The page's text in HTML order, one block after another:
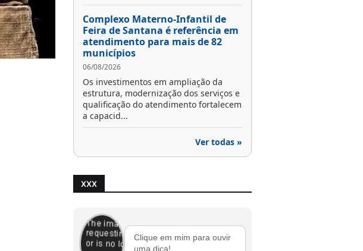
Complexo Materno-Infantil de
Feira de Santana é referência em
atendimento para mais de 82
municípios
06/08/2026
Os investimentos em ampliação da
estrutura, modernização dos serviços e
qualificação do atendimento fortalecem
a capacid...
Ver todas »
XXX
Clique em mim para ouvir
uma dica!